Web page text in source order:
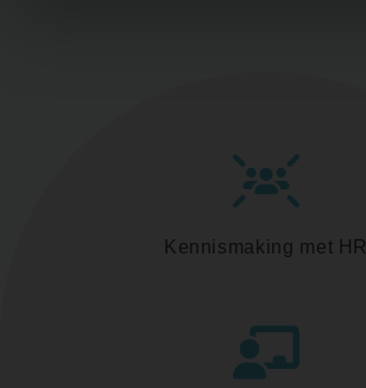
Kennismaking met HR